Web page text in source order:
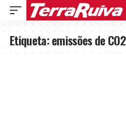
Etiqueta:emissões de CO2